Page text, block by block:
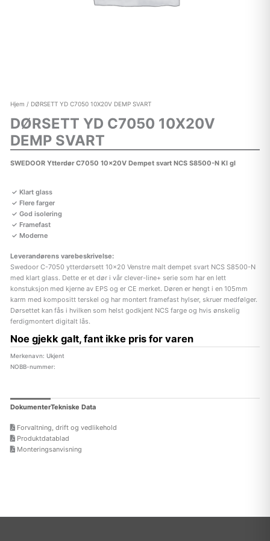
Hjem / DØRSETT YD C7050 10X20V DEMP SVART
DØRSETT YD C7050 10X20V
DEMP SVART
SWEDOOR Ytterdør C7050 10x20V Dempet svart NCS S8500-N Kl gl
Klart glass
Flere farger
God isolering
Framefast
Moderne
Leverandørens varebeskrivelse:
Swedoor C-7050 ytterdørsett 10×20 Venstre malt dempet svart NCS S8500-N
med klart glass. Dette er et dør i vår clever-line+ serie som har en lett
konstuksjon med kjerne av EPS og er CE merket. Døren er hengt i en 105mm
karm med kompositt terskel og har montert framefast hylser, skruer medfølger.
Dørsettet kan fås i hvilken som helst godkjent NCS farge og hvis ønskelig
ferdigmontert digitalt lås.
Noe gjekk galt, fant ikke pris for varen
Merkenavn: Ukjent
NOBB-nummer:
DokumenterTekniske Data
Forvaltning, drift og vedlikehold
Produktdatablad
Monteringsanvisning